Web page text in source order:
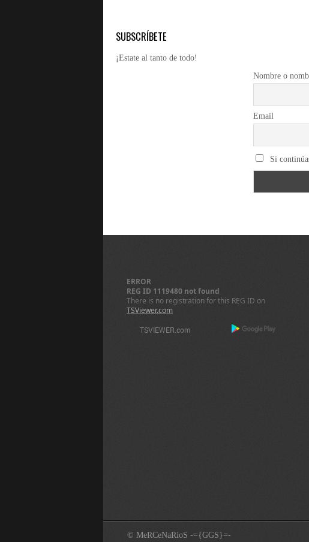
SUBSCRÍBETE
¡Estate al tanto de todo!
Nombre o
Email
Si
ERROR
REG ID 1119480 not found
There is no registration for this REG ID on
TSViewer.com
© MeRCeNaRioS -={GGS}=-